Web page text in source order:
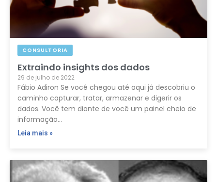
CONSULTORIA
Extraindo insights dos dados
29 de julho de 2022
Fábio Adiron Se você chegou até aqui já descobriu o
caminho capturar, tratar, armazenar e digerir os
dados. Você tem diante de você um painel cheio de
informação…
Leia mais »